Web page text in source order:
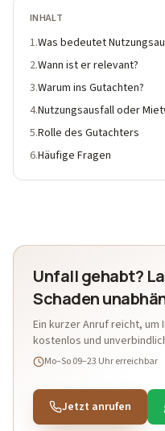
INHALT
1.Was bedeutet
2.Wann ist er relevant?
3.Warum ins Gutachten?
4.Nutzungsausfall oder
5.Rolle des Gutachters
6.Häufige Fragen
Unfall gehabt?
Schaden
Ein kurzer Anruf reicht, um
kostenlos und
Mo–So 09–23 Uhrerreichbar
Jetzt anrufen